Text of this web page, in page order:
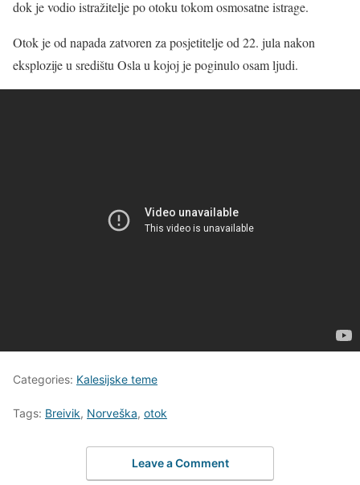
dok je vodio istražitelje po otoku tokom osmosatne istrage.
Otok je od napada zatvoren za posjetitelje od 22. jula nakon
eksplozije u središtu Osla u kojoj je poginulo osam ljudi.
Categories: Kalesijske teme
Tags: Breivik, Norveška, otok
Leave a Comment